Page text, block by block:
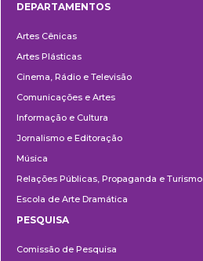
DEPARTAMENTOS
Artes Cênicas
Artes Plásticas
Cinema, Rádio e Televisão
Comunicações e Artes
Informação e Cultura
Jornalismo e Editoração
Música
Relações Públicas, Propaganda e Turismo
Escola de Arte Dramática
PESQUISA
Comissão de Pesquisa